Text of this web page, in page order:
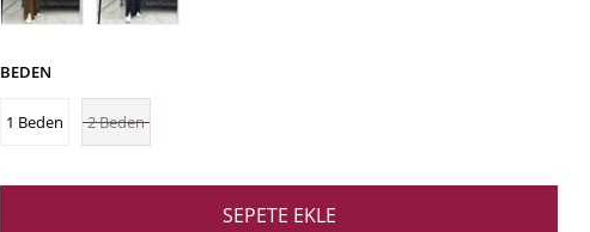
BEDEN
1 Beden 2 Beden